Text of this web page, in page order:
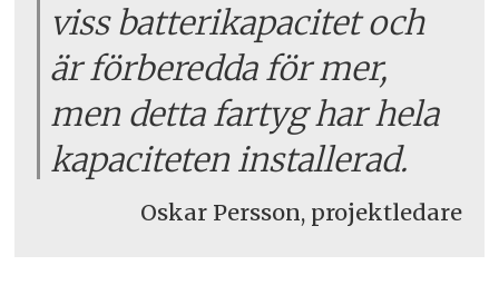
viss batterikapacitet och
är förberedda för mer,
men detta fartyg har hela
kapaciteten installerad.
Oskar Persson, projektledare